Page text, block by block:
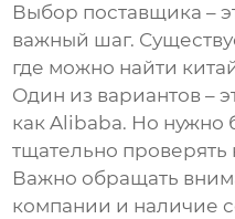
Выбор поставщика –
важный шаг.
где можно найти
Один из вариантов –
как Alibaba. Но нужно
тщательно
Важно обращать
компании и наличие